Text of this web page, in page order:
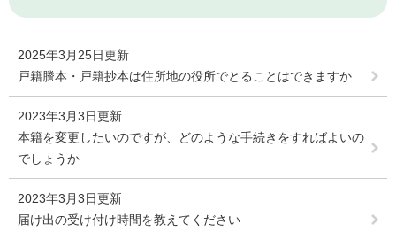
2025年3月25日更新
戸籍謄本・戸籍抄本は住所地の役所でとることはできますか
2023年3月3日更新
本籍を変更したいのですが、どのような手続きをすればよいの
でしょうか
2023年3月3日更新
届け出の受け付け時間を教えてください